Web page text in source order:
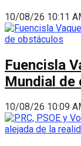
10/08/26 10:11
Fuencisla
Mundial de
10/08/26 10:09